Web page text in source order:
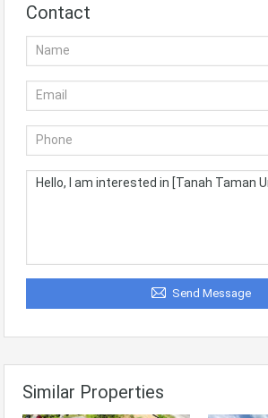
Contact
Send Message
Similar Properties